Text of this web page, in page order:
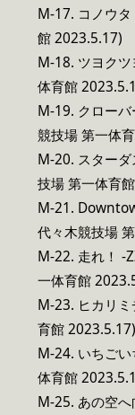
M-17. コノウ
館 2023.5.17)
M-18. ツヨク
体育館
M-19. クロー
競技場 第一体
M-20. スター
技場 第一体育
M-21.
代々木競技場
M-22. 走れ！ -
一体育館
M-23. ヒカリ
育館 2023.5.17)
M-24. いちご
体育館
M-25. あの空